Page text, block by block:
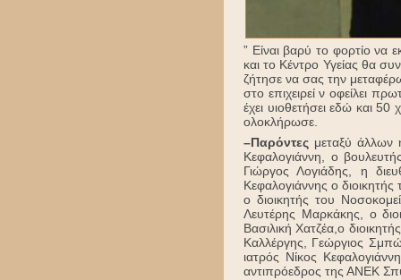
” Είναι βαρύ το φορτίο
και το Κέντρο Υγείας θα
ζήτησε να σας την
στο επιχειρεί ν οφείλει
έχει υιοθετήσει εδώ και
ολοκλήρωσε.
–Παρόντες μεταξύ
Κεφαλογιάννη, ο
Γιώργος Λογιάδης, η
Κεφαλογιάννης ο
ο διοικητής του
Λευτέρης Μαρκάκης, ο
Βασιλική Χατζέα,ο
Καλλέργης, Γεώργιος
ιατρός Νίκος
αντιπρόεδρος της ΑΝΕΚ